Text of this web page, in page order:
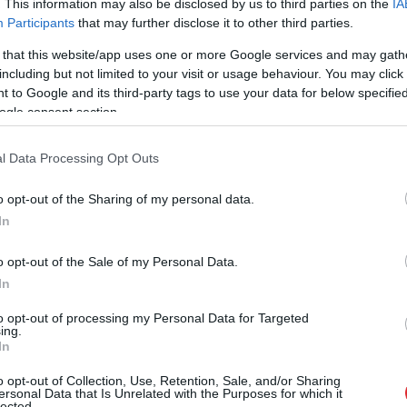
This information may also be disclosed by us to third parties on the
Participants that may further disclose it to other third parties.
that this website/app uses one or more Google services and may
but not limited to your visit or usage behaviour. You may
to Google and its third-party tags to use your data for below
consent section.
Data Processing Opt Outs
opt-out of the Sharing of my personal data.
opt-out of the Sale of my Personal Data.
opt-out of processing my Personal Data for Targeted
opt-out of Collection, Use, Retention, Sale, and/or Sharing
Data that Is Unrelated with the Purposes for which it
gan uzaicinātie viesi. Viesu vidū bija
Juris Brūvers, influenceri Endija Kalniņa,
Vita Baļčunaite, modele Anastasija
laikapstākļus, nolēmām sarīkot svētkus visiem
ļoti pietrūkst siltuma,” norādīja “Beauty
ziņās